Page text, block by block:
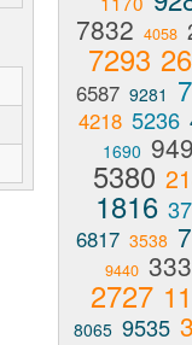
7832 4058
7293
6587 9281
4218 5236
1690
5380
1816
6817 3538
9440
2727
8065 9535